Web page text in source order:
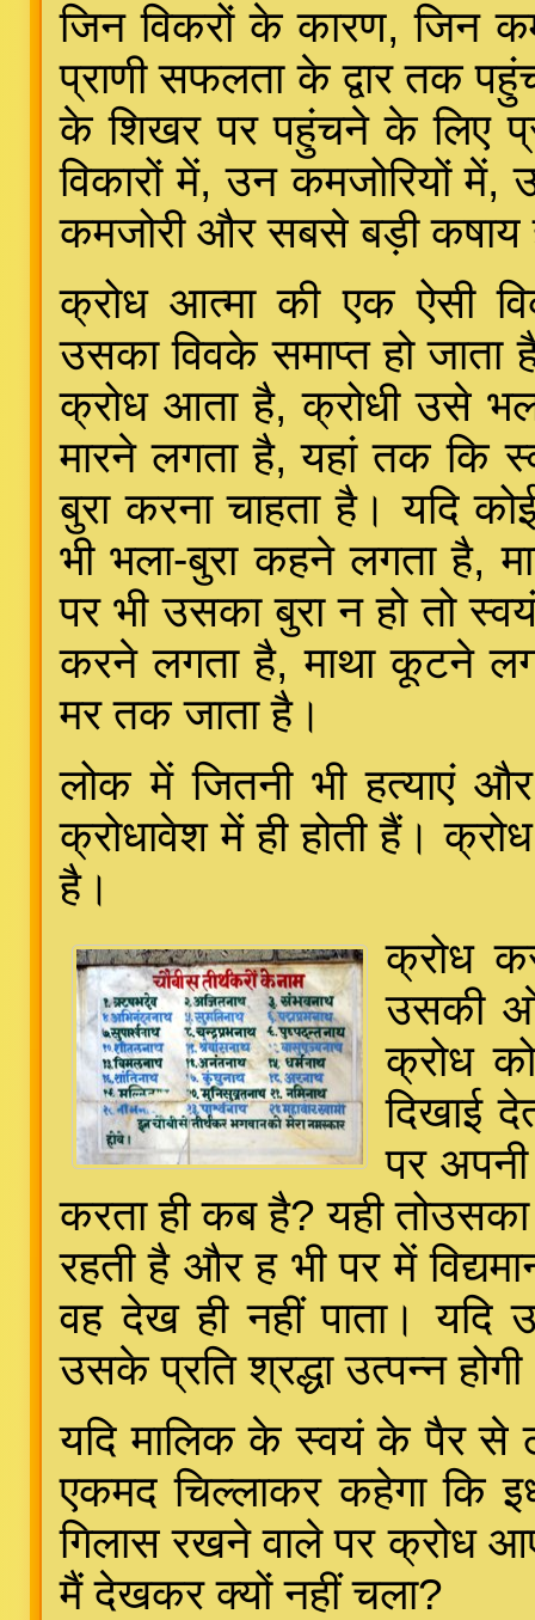
जिन विकरों के कारण, जिन
प्राणी सफलता के द्वार तक
के शिखर पर पहुंचने के लिए
विकारों में, उन कमजोरियों
कमजोरी और सबसे बड़ी
क्रोध आत्मा की एक ऐसी
उसका विवके समाप्त हो जाता
क्रोध आता है, क्रोधी उसे
मारने लगता है, यहां तक कि
बुरा करना चाहता है। यदि
भी भला-बुरा कहने लगता है,
पर भी उसका बुरा न हो तो
करने लगता है, माथा कूटने
मर तक जाता है।
लोक में जितनी भी हत्याएं
क्रोधावेश में ही होती हैं।
है।
क्रोध
उसकी
क्रोध
दिखाई
पर
करता ही कब है? यही
रहती है और ह भी पर में
वह देख ही नहीं पाता।
उसके प्रति श्रद्धा उत्पन्न
यदि मालिक के स्वयं के पैर से
एकमद चिल्लाकर कहेगा कि
गिलास रखने वाले पर क्रोध
मैं देखकर क्यों नहीं चला?